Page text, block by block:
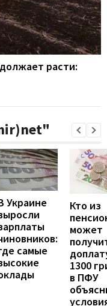
расти:
Украине
самые
Кто из
может
1300
в ПФУ